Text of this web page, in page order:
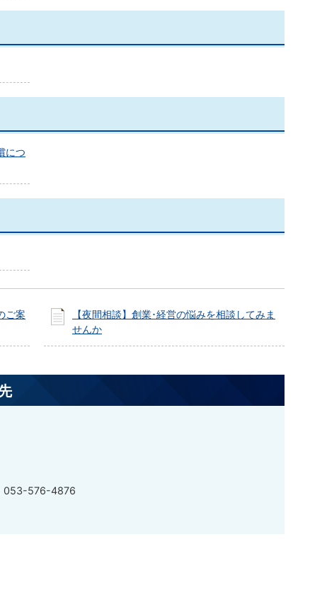
につ
ご案
【夜間相談】創業･経営の悩みを相談してみま
せんか
053-576-4876